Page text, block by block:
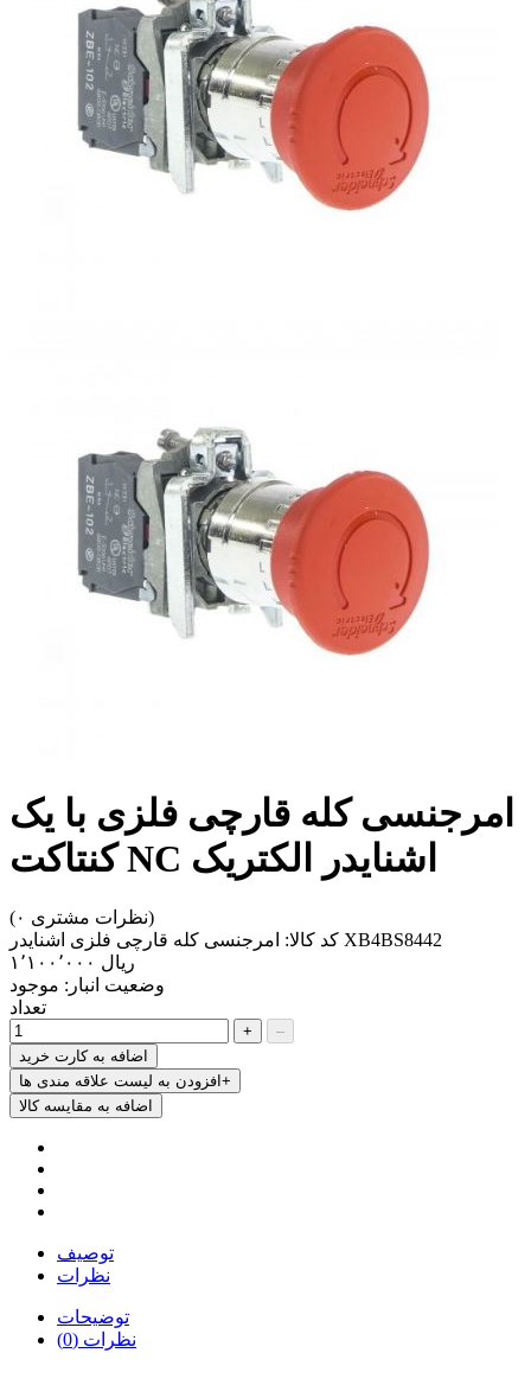
امرجنسی کله قارچی فلزی با یک
کنتاکت NC اشنایدر الکتریک
(۰ نظرات مشتری)
کد کالا: امرجنسی کله قارچی فلزی اشنایدر XB4BS8442
‎ریال ۱٬۱۰۰٬۰۰۰
وضعیت انبار: موجود
تعداد
+
–
اضافه به کارت خرید
افزودن به لیست علاقه مندی ها+
اضافه به مقایسه کالا
توصیف
نظرات
توضیحات
نظرات (0)